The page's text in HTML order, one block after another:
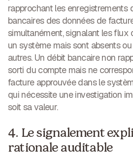
rapprochant les enregistrements
bancaires des données de
simultanément, signalant les flux
un système mais sont absents
autres. Un débit bancaire non
sorti du compte mais ne
facture approuvée dans le
qui nécessite une investigation
soit sa valeur.
4. Le signalement
rationale auditable